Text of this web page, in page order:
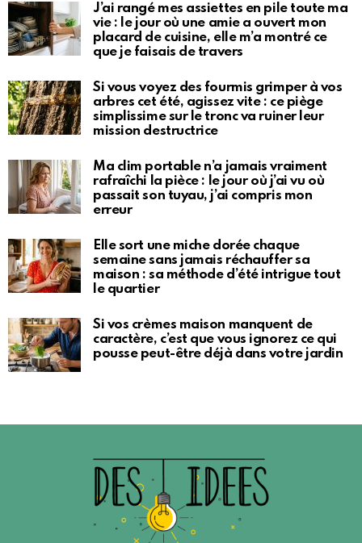
J’ai rangé mes assiettes en pile toute ma
vie : le jour où une amie a ouvert mon
placard de cuisine, elle m’a montré ce
que je faisais de travers
Si vous voyez des fourmis grimper à vos
arbres cet été, agissez vite : ce piège
simplissime sur le tronc va ruiner leur
mission destructrice
Ma clim portable n’a jamais vraiment
rafraîchi la pièce : le jour où j’ai vu où
passait son tuyau, j’ai compris mon
erreur
Elle sort une miche dorée chaque
semaine sans jamais réchauffer sa
maison : sa méthode d’été intrigue tout
le quartier
Si vos crèmes maison manquent de
caractère, c’est que vous ignorez ce qui
pousse peut-être déjà dans votre jardin